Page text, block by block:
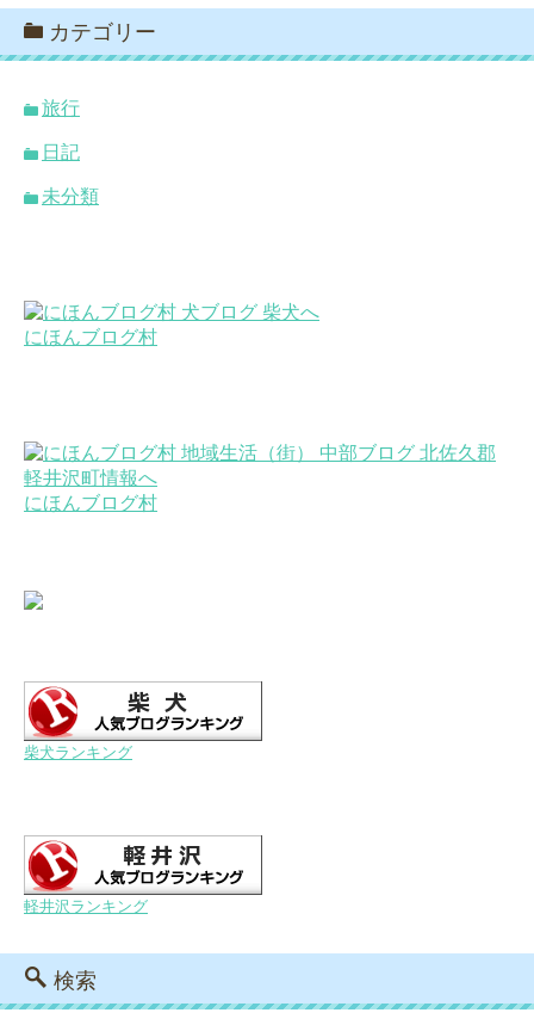
カテゴリー
旅行
日記
未分類
にほんブログ村
にほんブログ村
柴犬ランキング
軽井沢ランキング
検索